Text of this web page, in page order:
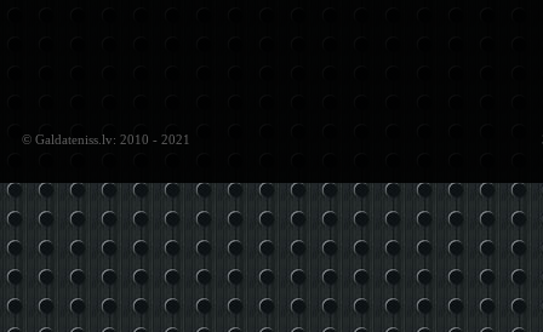
© Galdateniss.lv: 2010 - 2021